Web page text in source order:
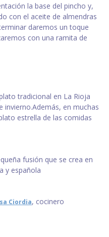
la base del pincho y,
con el aceite de almendras
daremos un toque
con una ramita de
tradicional en La Rioja
invierno.Además, en muchas
estrella de las comidas
fusión que se crea en
y española
Ciordia, cocinero